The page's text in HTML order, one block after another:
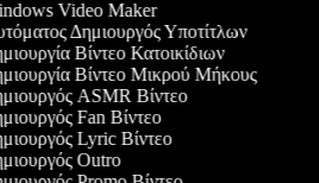
Video Maker
Δημιουργός Υποτίτλων
Βίντεο Κατοικίδιων
Βίντεο Μικρού Μήκους
ASMR Βίντεο
Fan Βίντεο
Lyric Βίντεο
Outro